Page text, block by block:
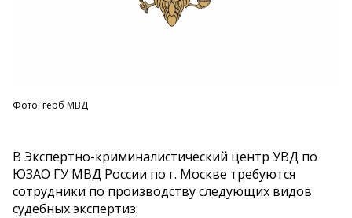
Фото: герб МВД
В Экспертно-криминалистический центр УВД по
ЮЗАО ГУ МВД России по г. Москве требуются
сотрудники по производству следующих видов
судебных экспертиз: